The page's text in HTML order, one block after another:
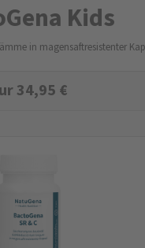
Kids
in magensaftresistenter
34,95 €